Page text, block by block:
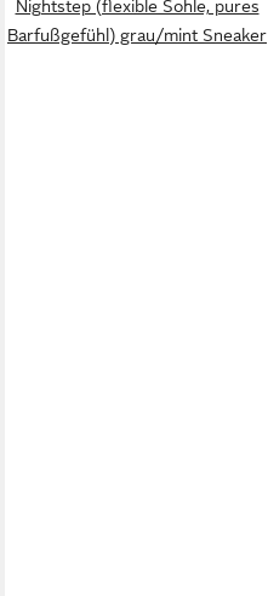
Nightstep (flexible Sohle, pures
Barfußgefühl) grau/mint Sneaker